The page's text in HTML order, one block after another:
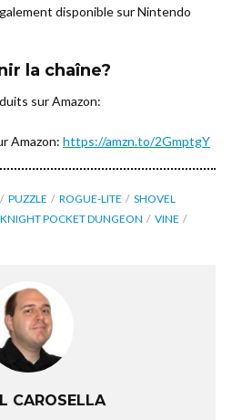
disponible sur Nintendo
la chaîne?
sur Amazon:
Amazon: https://amzn.to/2GmptgY
PUZZLE ROGUE-LITE
SHOVEL
POCKET DUNGEON
VINE
CAROSELLA